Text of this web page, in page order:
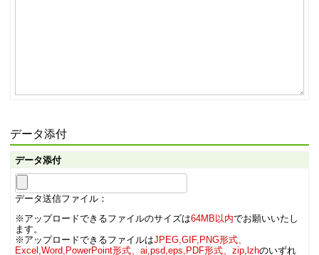
データ添付
データ添付
データ送信ファイル：
※アップロードできるファイルのサイズは64MB以内でお願いいたし
ます。
※アップロードできるファイルはJPEG,GIF,PNG形式、
Excel,Word,PowerPoint形式、ai,psd,eps,PDF形式、zip,lzhのいずれ